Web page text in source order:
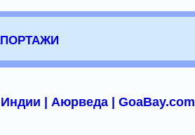
| Аюрведа | GoaBay.com